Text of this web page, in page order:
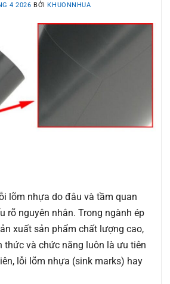
4 2026 BỞIKHUONNHUA
lõm nhựa do đâu và tầm quan
rõ nguyên nhân. Trong ngành ép
xuất sản phẩm chất lượng cao,
thức và chức năng luôn là ưu tiên
lỗi lõm nhựa (sink marks) hay